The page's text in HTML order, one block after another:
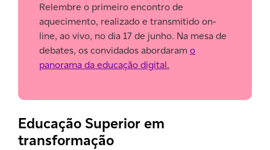
Relembre o primeiro encontro de
aquecimento, realizado e transmitido on-
line, ao vivo, no dia 17 de junho. Na mesa de
debates, os convidados abordaramo
panorama da educação digital.
Educação Superior em
transformação